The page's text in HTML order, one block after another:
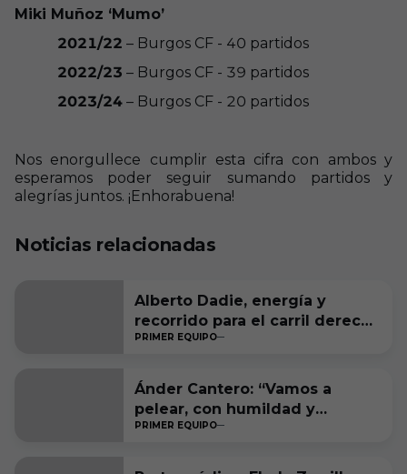
Miki Muñoz ‘Mumo’
2021/22 – Burgos CF - 40 partidos
2022/23 – Burgos CF - 39 partidos
2023/24 – Burgos CF - 20 partidos
Nos enorgullece cumplir esta cifra con ambos y
esperamos poder seguir sumando partidos y
alegrías juntos. ¡Enhorabuena!
Noticias relacionadas
Alberto Dadie, energía y
recorrido para el carril derecho
blanquinegro
PRIMER EQUIPO
Ánder Cantero: “Vamos a
pelear, con humildad y
ambición, por estar entre los
temporada”
PRIMER EQUIPO